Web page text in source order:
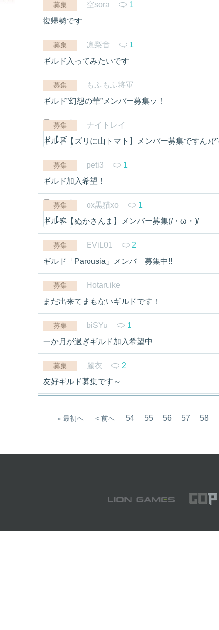
募集 空sora
1
復帰勢です
募集 凛梨音
1
ギルド入ってみたいです
募集
もふもふ将軍
ギルド”幻想の華”メンバー募集ッ！
募集
ナイトレイ
ギルド【ズリに山トマト】メンバー募集ですん
募集 peti3
1
ギルド加入希望！
募集 ox黒猫xo
1
ギルド【ぬかさんま】メンバー募集(/・ω・)/
募集 EViL01
2
ギルド「Parousia」メンバー募集中!!
募集
Hotaruike
まだ出来てまもないギルドです！
募集 biSYu
1
一か月が過ぎギルド加入希望中
募集 麗衣
2
友好ギルド募集です～
« 最初へ < 前へ 54 55 56 57 58